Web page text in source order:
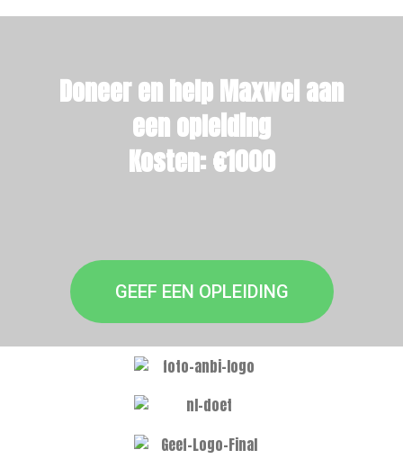
Doneer en help Maxwel aan
een opleiding
Kosten: €1000
GEEF EEN OPLEIDING